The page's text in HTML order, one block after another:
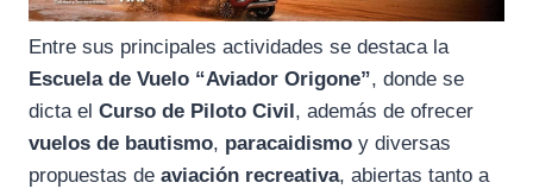
Entre sus principales actividades se destaca la
Escuela de Vuelo “Aviador Origone”, donde se
dicta el Curso de Piloto Civil, además de ofrecer
vuelos de bautismo, paracaidismo y diversas
propuestas de aviación recreativa, abiertas tanto a